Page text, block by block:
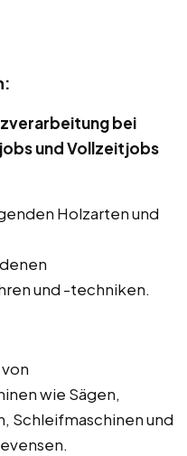
bei
und Vollzeitjobs
Holzarten und
und -techniken.
wie Sägen,
Schleifmaschinen und